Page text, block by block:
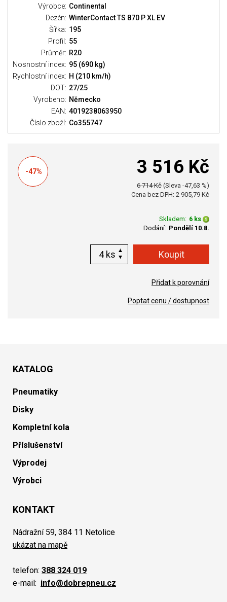
Výrobce: Continental
Dezén: WinterContact TS 870 P XL EV
Šířka: 195
Profil: 55
Průměr: R20
Nosnostní index: 95 (690 kg)
Rychlostní index: H (210 km/h)
DOT: 27/25
Vyrobeno: Německo
EAN: 4019238063950
Číslo zboží: Co355747
-47% 3 516 Kč
6 714 Kč (Sleva -47,63 %)
Cena bez DPH: 2 905,79 Kč
Skladem: 6 ks
Dodání: Pondělí 10.8.
ks
Přidat k porovnání
Poptat cenu / dostupnost
KATALOG
Pneumatiky
Disky
Kompletní kola
Příslušenství
Výprodej
Výrobci
KONTAKT
Nádražní 59, 384 11 Netolice
ukázat na mapě
telefon: 388 324 019
e-mail: info@dobrepneu.cz